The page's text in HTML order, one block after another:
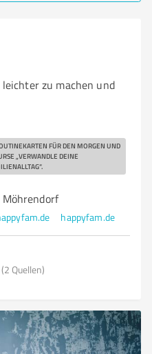
zu machen und
FÜR DEN MORGEN UND
„VERWANDLE DEINE
happyfam.de
(2 Quellen)